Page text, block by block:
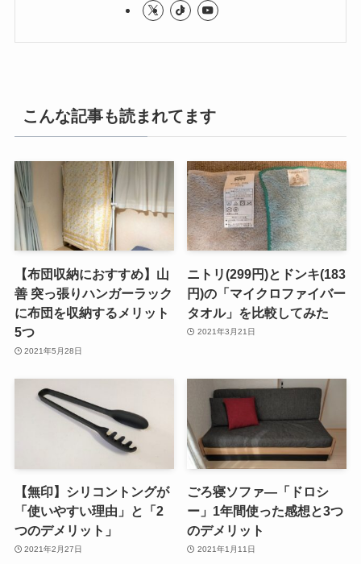
こんな記事も読まれてます
【布団収納におすすめ】山
善 突っ張りハンガーラック
に布団を収納するメリット
5つ
2021年5月28日
ニトリ(299円)とドンキ(183
円)の「マイクロファイバー
タオル」を比較してみた
2021年3月21日
【無印】シリコントングが
「使いやすい理由」と「2
つのデメリット」
2021年2月27日
ごろ寝ソファ―「ドロシ
ー」1年間使った感想と3つ
のデメリット
2021年1月11日